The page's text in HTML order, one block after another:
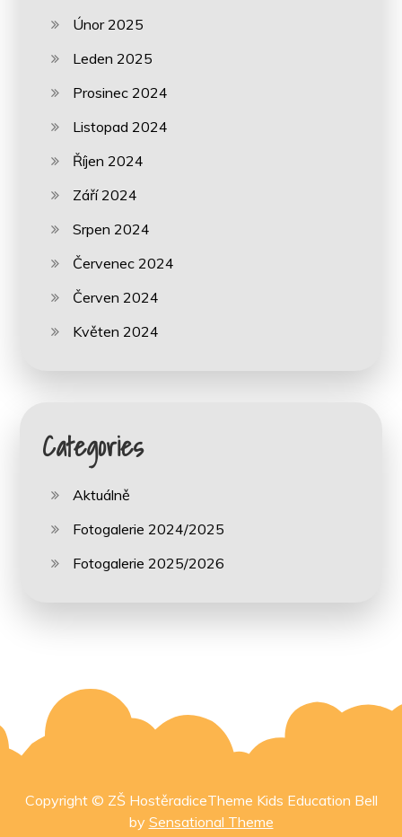
Únor 2025
Leden 2025
Prosinec 2024
Listopad 2024
Říjen 2024
Září 2024
Srpen 2024
Červenec 2024
Červen 2024
Květen 2024
Categories
Aktuálně
Fotogalerie 2024/2025
Fotogalerie 2025/2026
Copyright © ZŠ HostěradiceTheme Kids Education Bell
by Sensational Theme